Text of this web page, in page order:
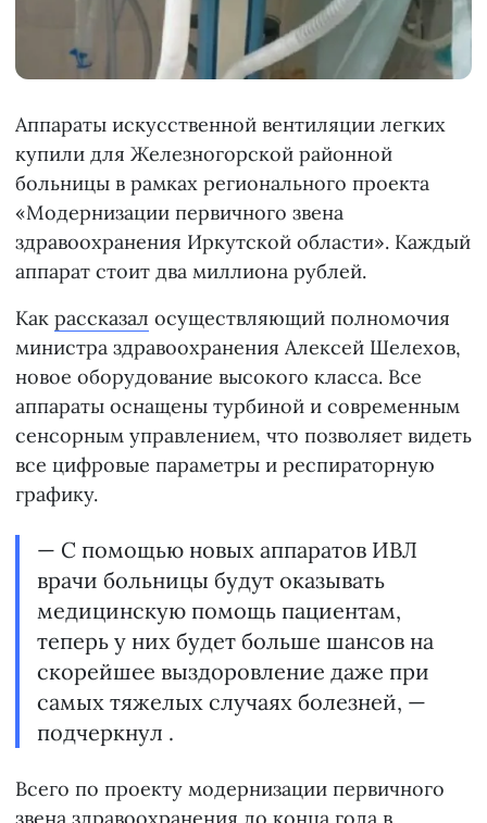
Аппараты искусственной вентиляции легких
купили для Железногорской районной
больницы в рамках регионального проекта
«Модернизации первичного звена
здравоохранения Иркутской области». Каждый
аппарат стоит два миллиона рублей.
Как рассказал осуществляющий полномочия
министра здравоохранения Алексей Шелехов,
новое оборудование высокого класса. Все
аппараты оснащены турбиной и современным
сенсорным управлением, что позволяет видеть
все цифровые параметры и респираторную
графику.
— С помощью новых аппаратов ИВЛ
врачи больницы будут оказывать
медицинскую помощь пациентам,
теперь у них будет больше шансов на
скорейшее выздоровление даже при
самых тяжелых случаях болезней, —
подчеркнул .
Всего по проекту модернизации первичного